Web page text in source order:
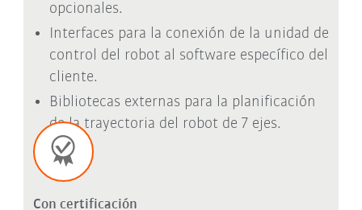
opcionales.
Interfaces para la conexión de la unidad de
control del robot al software específico del
cliente.
Bibliotecas externas para la planificación
de la trayectoria del robot de 7 ejes.
Con certificación